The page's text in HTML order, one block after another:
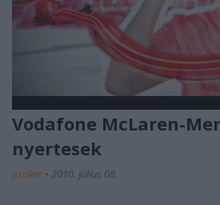
Vodafone McLaren-
nyertesek
prokee • 2010. július 08.